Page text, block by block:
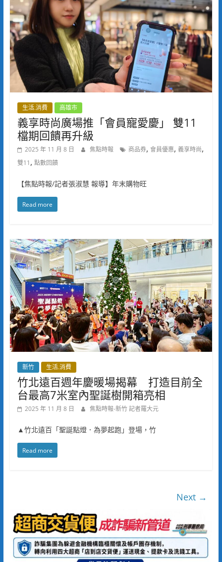
生活.消費 高雄市
義享時尚廣場推「會員寵愛慶」 雙11
檔期回饋再升級
2025 年 11 月 8 日 焦點時報 商品券, 會員優惠, 義享時尚,
雙11, 點數回饋
【焦點時報/記者張淑慧 報導】年末購物旺
Read more
新竹 生活.消費
竹北遠百週年慶暖場揭幕 打造目前全
台最高7米室內聖誕樹開箱亮相
2025 年 11 月 8 日 焦點時報-新竹 記者羅大元
▲竹北遠百「聖誕點燈．為夢起跑」登場，竹
Read more
Next →